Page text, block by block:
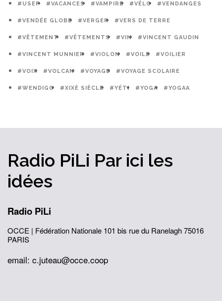
#USEP #VACANCES #VAMPIRE #VÉLO #VENDANGES
#VENDÉE GLOBE #VERGER #VERS DE TERRE
#VÊTEMENT #VÊTEMENTS #VIN #VINCENT GAUDIN
#VINCENT MUNNIER #VIOLON #VOILE #VOILIER
#VOIX #VOLCAN #VOYAGE #VOYAGE SCOLAIRE
#WENDIGO #XIXÈ SIÈCLE #YÉTI #YOGA #YOGAA
Radio PiLi Par ici les
idées
Radio PiLi
OCCE | Fédération Nationale 101 bis rue du Ranelagh75016
PARIS
email: c.juteau@occe.coop